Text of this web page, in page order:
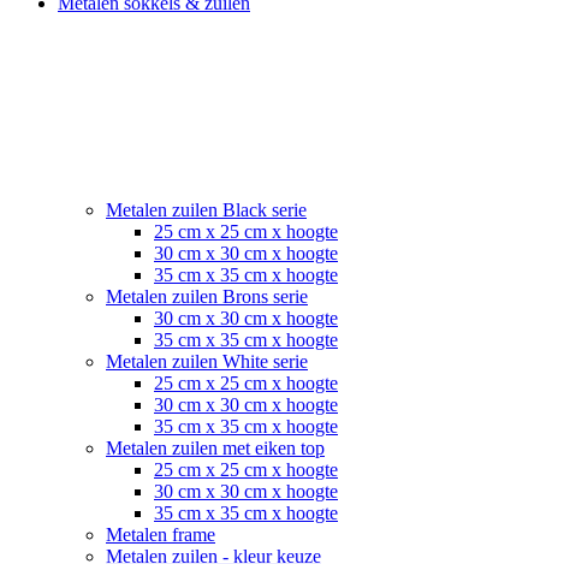
Metalen zuilen Black serie
25 cm x 25 cm x hoogte
30 cm x 30 cm x hoogte
35 cm x 35 cm x hoogte
Metalen zuilen Brons serie
30 cm x 30 cm x hoogte
35 cm x 35 cm x hoogte
Metalen zuilen White serie
25 cm x 25 cm x hoogte
30 cm x 30 cm x hoogte
35 cm x 35 cm x hoogte
Metalen zuilen met eiken top
25 cm x 25 cm x hoogte
30 cm x 30 cm x hoogte
35 cm x 35 cm x hoogte
Metalen frame
Metalen zuilen - kleur keuze